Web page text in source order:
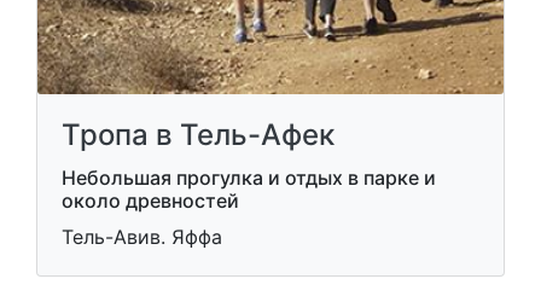
Тропа в Тель-Афек
Небольшая прогулка и отдых в парке и
около древностей
Тель-Авив. Яффа